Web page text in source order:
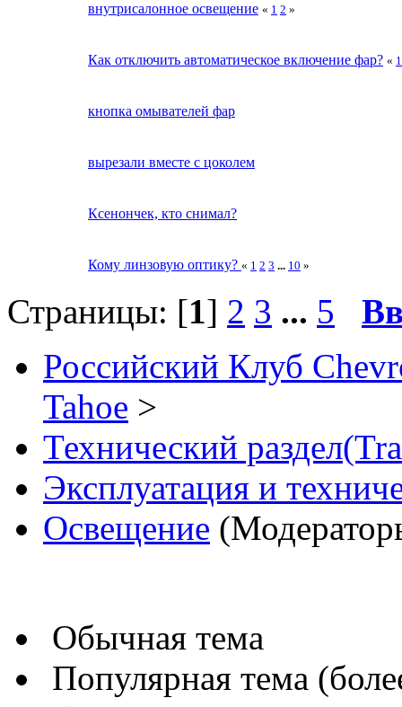
внутрисалонное освещение « 1 2 »
Как отключить автоматическое включение фар? « 1
кнопка омывателей фар
вырезали вместе с цоколем
Ксенончек, кто снимал?
Кому линзовую оптику? « 1 2 3 ... 10 »
Страницы: [1] 2 3 ... 5
Российский Клуб
Tahoe >
Технический
Эксплуатация и
Освещение
Обычная тема
Популярная тема